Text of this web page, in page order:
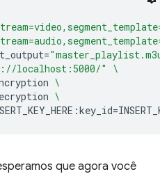
=
localhost:5000/"
\
\
\
=
que agora você